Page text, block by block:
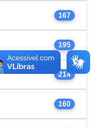
167
195
214
160